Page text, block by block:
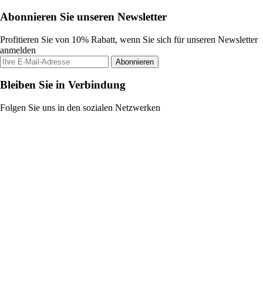
Abonnieren Sie unseren Newsletter
Profitieren Sie von 10% Rabatt, wenn Sie sich für unseren Newsletter
anmelden
Abonnieren
Bleiben Sie in Verbindung
Folgen Sie uns in den sozialen Netzwerken